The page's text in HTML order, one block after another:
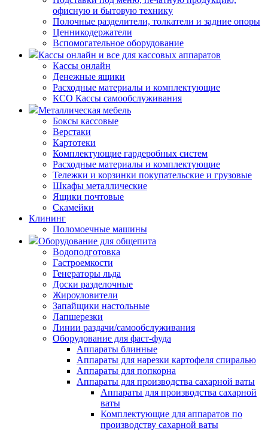
офисную и бытовую технику
Полочные разделители, толкатели и задние опоры
Ценникодержатели
Вспомогательное оборудование
Кассы онлайн и все для кассовых аппаратов
Кассы онлайн
Денежные ящики
Расходные материалы и комплектующие
КСО Кассы самообслуживания
Металлическая мебель
Боксы кассовые
Верстаки
Картотеки
Комплектующие гардеробных систем
Расходные материалы и комплектующие
Тележки и корзинки покупательские и грузовые
Шкафы металлические
Ящики почтовые
Скамейки
Клининг
Поломоечные машины
Оборудование для общепита
Водоподготовка
Гастроемкости
Генераторы льда
Доски разделочные
Жироуловители
Запайщики настольные
Лапшерезки
Линии раздачи/самообслуживания
Оборудование для фаст-фуда
Аппараты блинные
Аппараты для нарезки картофеля спиралью
Аппараты для попкорна
Аппараты для производства сахарной ваты
Аппараты для производства сахарной
ваты
Комплектующие для аппаратов по
производству сахарной ваты